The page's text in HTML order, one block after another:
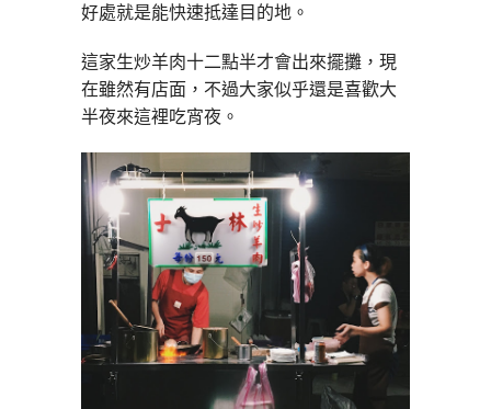
好處就是能快速抵達目的地。
這家生炒羊肉十二點半才會出來擺攤，現
在雖然有店面，不過大家似乎還是喜歡大
半夜來這裡吃宵夜。